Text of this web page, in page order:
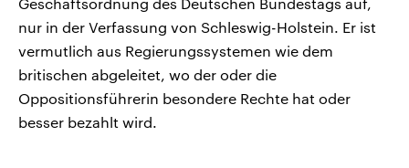
Geschäftsordnung des Deutschen Bundestags auf,
nur in der Verfassung von Schleswig-Holstein. Er ist
vermutlich aus Regierungssystemen wie dem
britischen abgeleitet, wo der oder die
Oppositionsführerin besondere Rechte hat oder
besser bezahlt wird.